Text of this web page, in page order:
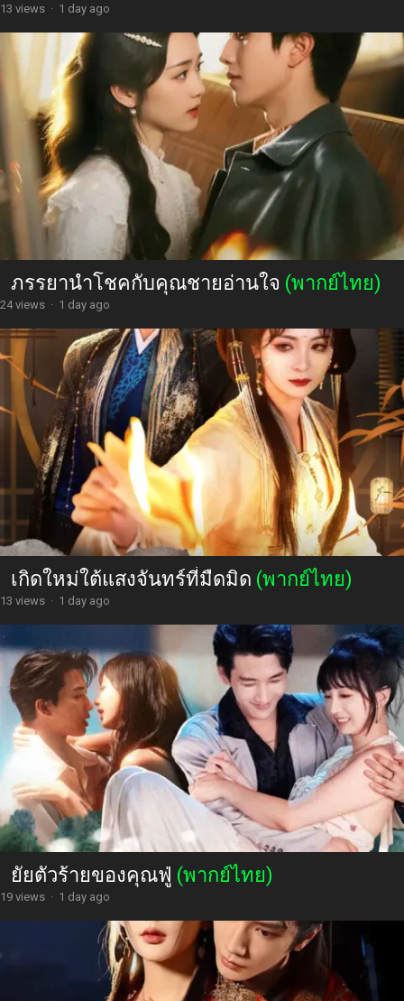
13 views · 1 day ago
ภรรยานำโชคกับคุณชายอ่านใจ (พากย์ไทย)
24 views · 1 day ago
เกิดใหม่ใต้แสงจันทร์ที่มืดมิด (พากย์ไทย)
13 views · 1 day ago
ยัยตัวร้ายของคุณฟู่ (พากย์ไทย)
19 views · 1 day ago